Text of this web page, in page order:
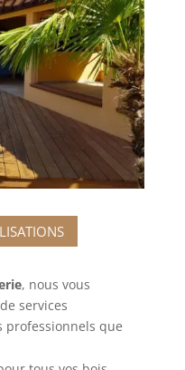
, nous vous
services
professionnels que